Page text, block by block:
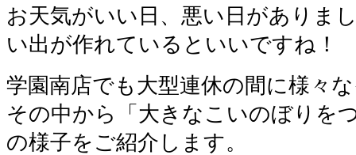
お天気がいい日、悪い日がありま
い出が作れているといいですね！
学園南店でも大型連休の間に様々
その中から「大きなこいのぼりを
の様子をご紹介します。